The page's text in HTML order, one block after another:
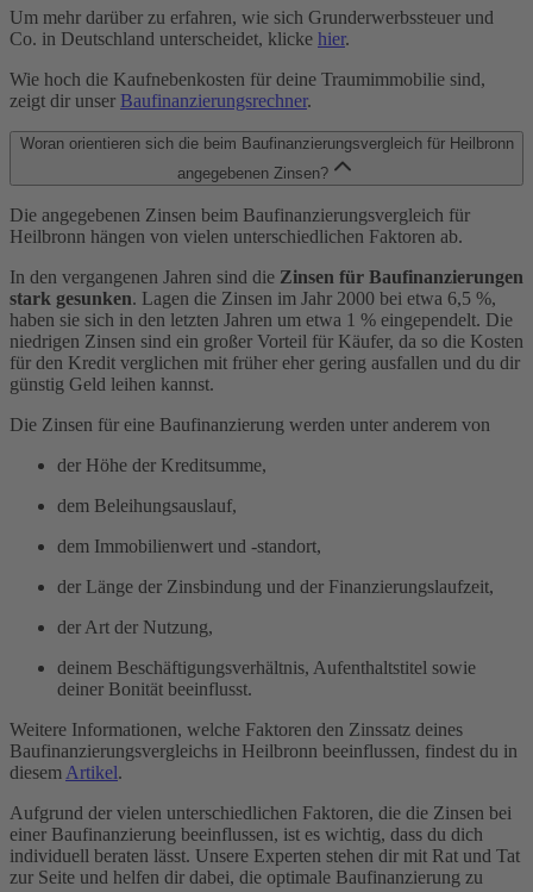
Um mehr darüber zu erfahren, wie sich Grunderwerbssteuer und
Co. in Deutschland unterscheidet, klicke hier.
Wie hoch die Kaufnebenkosten für deine Traumimmobilie sind,
zeigt dir unser Baufinanzierungsrechner.
Woran orientieren sich die beim Baufinanzierungsvergleich für Heilbronn
angegebenen Zinsen?
Die angegebenen Zinsen beim Baufinanzierungsvergleich für
Heilbronn hängen von vielen unterschiedlichen Faktoren ab.
In den vergangenen Jahren sind die Zinsen für Baufinanzierungen
stark gesunken. Lagen die Zinsen im Jahr 2000 bei etwa 6,5 %,
haben sie sich in den letzten Jahren um etwa 1 % eingependelt. Die
niedrigen Zinsen sind ein großer Vorteil für Käufer, da so die Kosten
für den Kredit verglichen mit früher eher gering ausfallen und du dir
günstig Geld leihen kannst.
Die Zinsen für eine Baufinanzierung werden unter anderem von
der Höhe der Kreditsumme,
dem Beleihungsauslauf,
dem Immobilienwert und -standort,
der Länge der Zinsbindung und der Finanzierungslaufzeit,
der Art der Nutzung,
deinem Beschäftigungsverhältnis, Aufenthaltstitel sowie
deiner Bonität beeinflusst.
Weitere Informationen, welche Faktoren den Zinssatz deines
Baufinanzierungsvergleichs in Heilbronn beeinflussen, findest du in
diesem Artikel.
Aufgrund der vielen unterschiedlichen Faktoren, die die Zinsen bei
einer Baufinanzierung beeinflussen, ist es wichtig, dass du dich
individuell beraten lässt. Unsere Experten stehen dir mit Rat und Tat
zur Seite und helfen dir dabei, die optimale Baufinanzierung zu